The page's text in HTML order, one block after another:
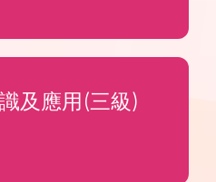
及應用(三級)